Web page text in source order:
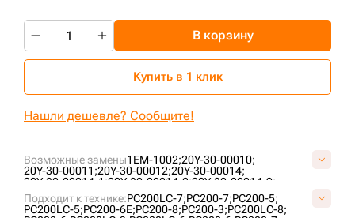
Возможные замены1EM-1002;20Y-30-00010;
20Y-30-00011;20Y-30-00012;20Y-30-00014;
20Y-30-00014-1;20Y-30-00014-2;20Y-30-00014-9;
20Y-30-00014-HME;
20Y-30-00014-HY;20Y-30-00015;
20Y-30-00016;20Y-30-00017;20Y-30-00018;
20Y-30-00130;20Y-30-00131;20Y-30-00283;
Подходит к технике:PC200LC-7;PC200-7;PC200-5;
PC200LC-5;PC200-6E;PC200-8;PC200-3;PC200LC-8;
В корзину
Купить в 1 клик
Нашли дешевле? Сообщите!